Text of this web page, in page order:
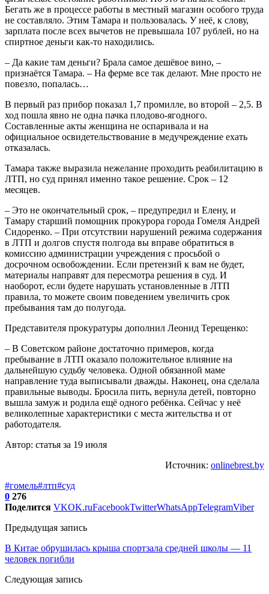
Бегать же в процессе работы в местный магазин особого труда
не составляло. Этим Тамара и пользовалась. У неё, к слову,
зарплата после всех вычетов не превышала 107 рублей, но на
спиртное деньги как-то находились.
– Да какие там деньги? Брала самое дешёвое вино, –
признаётся Тамара. – На ферме все так делают. Мне просто не
повезло, попалась…
В первый раз прибор показал 1,7 промилле, во второй – 2,5. В
ход пошла явно не одна пачка плодово-ягодного.
Составленные акты женщина не оспаривала и на
официальное освидетельствование в медучреждение ехать
отказалась.
Тамара также выразила нежелание проходить реабилитацию в
ЛТП, но суд принял именно такое решение. Срок – 12
месяцев.
– Это не окончательный срок, – предупредил и Елену, и
Тамару старший помощник прокурора города Гомеля Андрей
Сидоренко. – При отсутствии нарушений режима содержания
в ЛТП и долгов спустя полгода вы вправе обратиться в
комиссию администрации учреждения с просьбой о
досрочном освобождении. Если претензий к вам не будет,
материалы направят для пересмотра решения в суд. И
наоборот, если будете нарушать установленные в ЛТП
правила, то можете своим поведением увеличить срок
пребывания там до полугода.
Представителя прокуратуры дополнил Леонид Терещенко:
– В Советском районе достаточно примеров, когда
пребывание в ЛТП оказало положительное влияние на
дальнейшую судьбу человека. Одной обязанной маме
направление туда выписывали дважды. Наконец, она сделала
правильные выводы. Бросила пить, вернула детей, повторно
вышла замуж и родила ещё одного ребёнка. Сейчас у неё
великолепные характеристики с места жительства и от
работодателя.
Автор: статья за 19 июля
Источник: onlinebrest.by
#гомель#лтп#суд
0 276
Поделится VKOK.ruFacebookTwitterWhatsAppTelegramViber
Предыдущая запись
В Китае обрушилась крыша спортзала средней школы — 11
человек погибли
Следующая запись